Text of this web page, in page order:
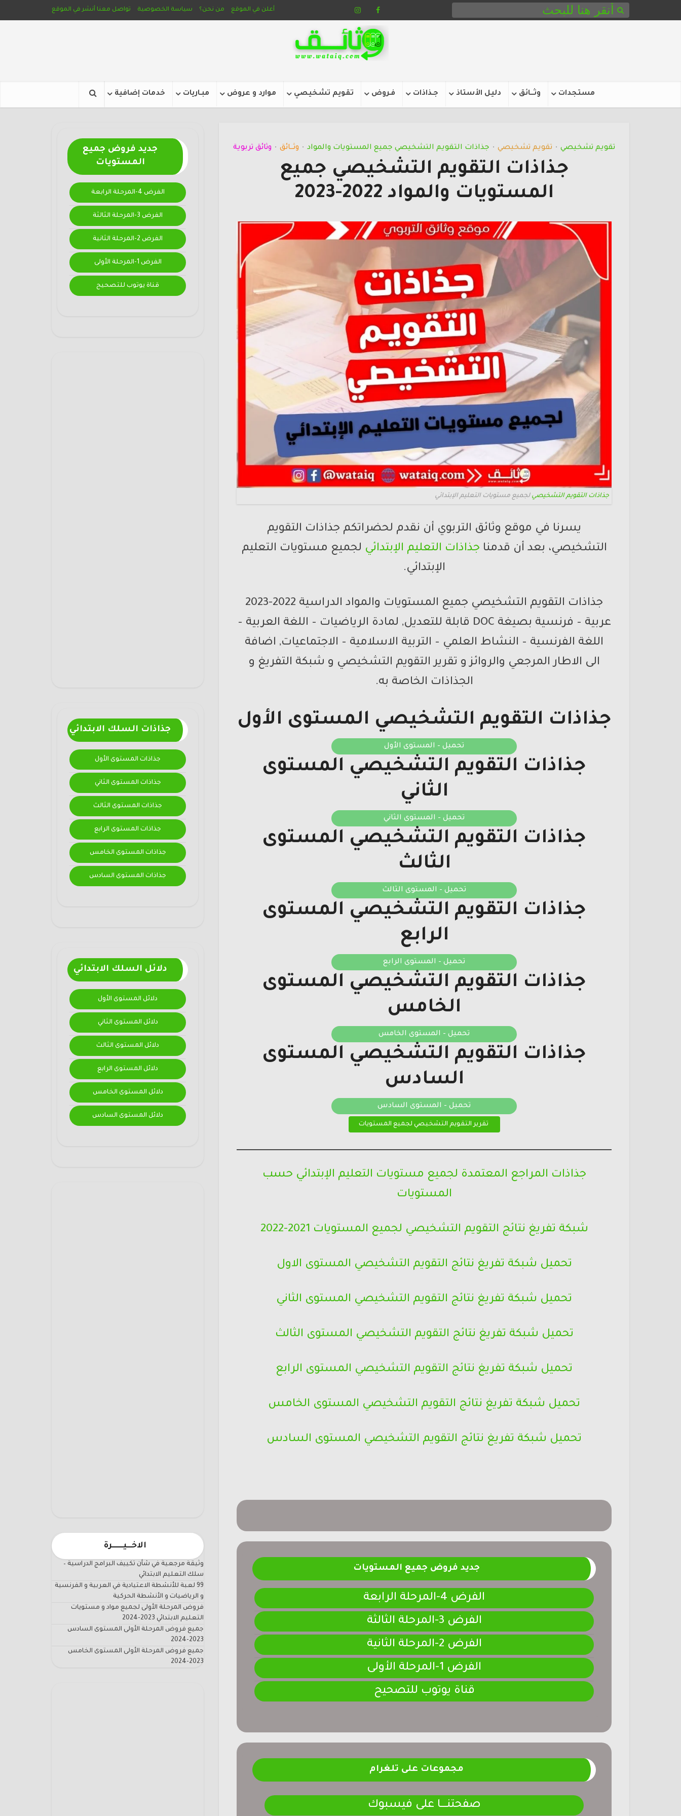
أعلن في الموقع من نحن؟ سياسة الخصوصية تواصل معنا أنشر في الموقع
مستجدات وثـــائق دليل الأستاذ جـذاذات فـروض تقويم تشخيصي موارد و عروض مبـاريات خدمات إضافية
جديد فروض جميع
المستويات
الفرض 4-المرحلة الرابعة
الفرض 3-المرحلة الثالثة
الفرض 2-المرحلة الثانية
الفرض 1-المرحلة الأولى
قناة يوتوب للتصحيح
جذاذات السلك الابتدائي
جذاذات المستوى الأول
جذاذات المستوى الثاني
جذاذات المستوى الثالث
جذاذات المستوى الرابع
جذاذات المستوى الخامس
جذاذات المستوى السادس
دلائل السلك الابتدائي
دلائل المستوى الأول
دلائل المستوى الثاني
دلائل المستوى الثالث
دلائل المستوى الرابع
دلائل المستوى الخامس
دلائل المستوى السادس
الاخـــيـــــــرة
وثيقة مرجعية في شأن تكييف البرامج الدراسية –
سلك التعليم الابتدائي
99 لعبة للأنشطة الاعتيادية في العربية و الفرنسية
و الرياضيات و الأنشطة الحركية
فروض المرحلة الأولى لجميع مواد و مستويات
التعليم الابتدائي 2023-2024
جميع فروض المرحلة الأولى المستوى السادس
2023-2024
جميع فروض المرحلة الأولى المستوى الخامس
2023-2024
تقويم تشخيصي • تقويم تشخيصي • جذاذات التقويم التشخيصي جميع المستويات والمواد • وثـــائق • وثائق تربوية
جذاذات التقويم التشخيصي جميع
المستويات والمواد 2022-2023
جذاذات التقويم التشخيصي لجميع مستويات التعليم الإبتدائي
يسرنا في موقع وثائق التربوي أن نقدم لحضراتكم جذاذات التقويم
التشخيصي، بعد أن قدمنا جذاذات التعليم الإبتدائي لجميع مستويات التعليم
الإبتدائي.
جذاذات التقويم التشخيصي جميع المستويات والمواد الدراسية 2022-2023
عربية – فرنسية بصيغة DOC قابلة للتعديل, لمادة الرياضيات – اللغة العربية –
اللغة الفرنسية – النشاط العلمي – التربية الاسلامية – الاجتماعيات, اضافة
الى الاطار المرجعي والروائز و تقرير التقويم التشخيصي و شبكة التفريغ و
الجذاذات الخاصة به.
جذاذات التقويم التشخيصي المستوى الأول
تحميل – المستوى الأول
جذاذات التقويم التشخيصي المستوى
الثاني
تحميل – المستوى الثاني
جذاذات التقويم التشخيصي المستوى
الثالث
تحميل – المستوى الثالث
جذاذات التقويم التشخيصي المستوى
الرابع
تحميل – المستوى الرابع
جذاذات التقويم التشخيصي المستوى
الخامس
تحميل – المستوى الخامس
جذاذات التقويم التشخيصي المستوى
السادس
تحميل – المستوى السادس
تقرير التقويم التشخيصي لجميع المستويات
جذاذات المراجع المعتمدة لجميع مستويات التعليم الإبتدائي حسب
المستويات
شبكة تفريغ نتائج التقويم التشخيصي لجميع المستويات 2021-2022
تحميل شبكة تفريغ نتائج التقويم التشخيصي المستوى الاول
تحميل شبكة تفريغ نتائج التقويم التشخيصي المستوى الثاني
تحميل شبكة تفريغ نتائج التقويم التشخيصي المستوى الثالث
تحميل شبكة تفريغ نتائج التقويم التشخيصي المستوى الرابع
تحميل شبكة تفريغ نتائج التقويم التشخيصي المستوى الخامس
تحميل شبكة تفريغ نتائج التقويم التشخيصي المستوى السادس
جديد فروض جميع المستويات
الفرض 4-المرحلة الرابعة
الفرض 3-المرحلة الثالثة
الفرض 2-المرحلة الثانية
الفرض 1-المرحلة الأولى
قناة يوتوب للتصحيح
مجموعات على تلغرام
صفحتنــــــا على فيسبوك